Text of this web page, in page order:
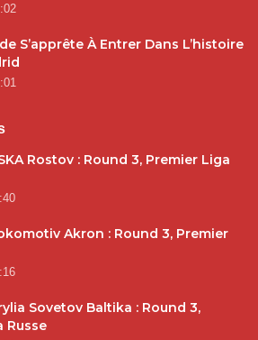
S’apprête À Entrer Dans L’histoire
Rostov : Round 3, Premier Liga
Akron : Round 3, Premier
Sovetov Baltika : Round 3,
Russe